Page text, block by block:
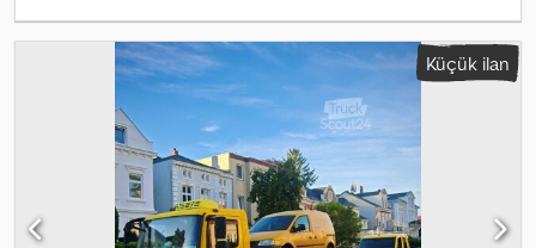
Küçük ilan